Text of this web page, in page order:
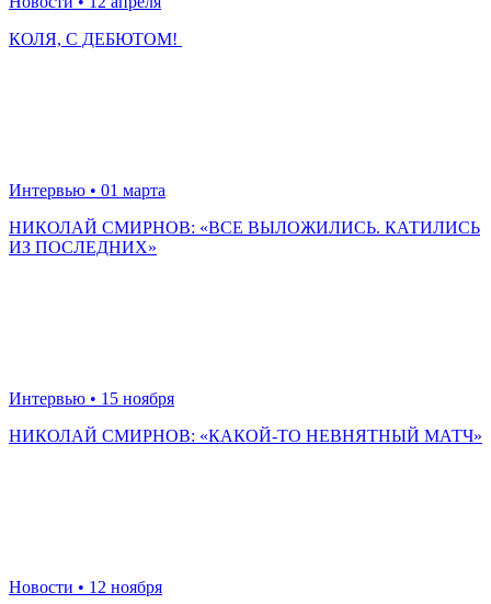
КОЛЯ, С ДЕБЮТОМ!
Интервью • 01 марта
НИКОЛАЙ СМИРНОВ: «ВСЕ ВЫЛОЖИЛИСЬ. КАТИЛИСЬ
ИЗ ПОСЛЕДНИХ»
Интервью • 15 ноября
НИКОЛАЙ СМИРНОВ: «КАКОЙ-ТО НЕВНЯТНЫЙ МАТЧ»
Новости • 12 ноября